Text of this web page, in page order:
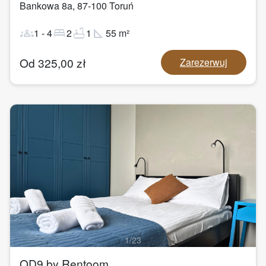
Bankowa 8a, 87-100 Toruń
groups1 -4bed2bathtub1 square_foot 55 m²
Od 325,00 zł Zarezerwuj
1/23